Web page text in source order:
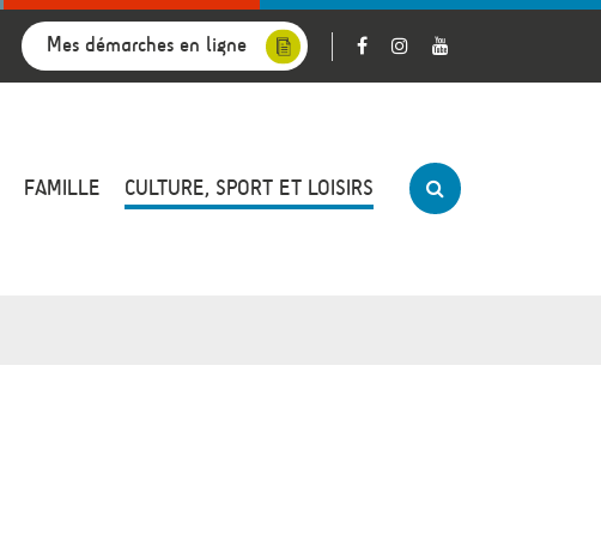
Mes démarches en ligne
FAMILLE CULTURE, SPORT ET LOISIRS